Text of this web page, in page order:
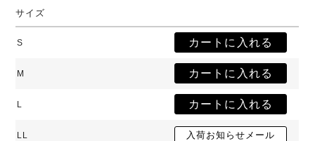
サイズ
S
M
L
LL